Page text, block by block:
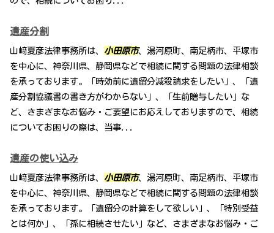
遺産分割
山﨑夏彦法律事務所は、 小田原市、湯河原町、南足柄市、平塚市
を中心に、神奈川県、静岡県などで相続に関する問題の法律相談
を承っております。「時効前に遺留分減殺請求をしたい」、「遺
産分割協議書の書き方がわからない」、「生前贈与したい」な
ど、さまざまなお悩み・ご要望にお応えしておりますので、相続
についてお困りの際は、当事...
遺産の使い込み
山﨑夏彦法律事務所は、 小田原市、湯河原町、南足柄市、平塚市
を中心に、神奈川県、静岡県などで相続に関する問題の法律相談
を承っております。「遺留分の計算をして欲しい」、「特別受益
とは何か」、「孫に相続させたい」など、さまざまなお悩み・ご